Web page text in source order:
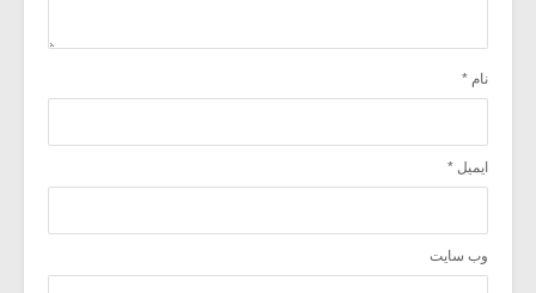
نام *
ایمیل *
وب‌ سایت